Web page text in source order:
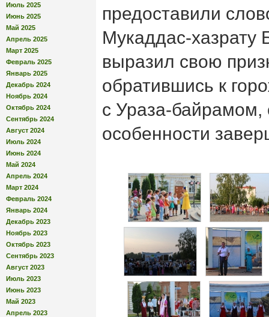
Июль 2025
Июнь 2025
Май 2025
Апрель 2025
Март 2025
Февраль 2025
Январь 2025
Декабрь 2024
Ноябрь 2024
Октябрь 2024
Сентябрь 2024
Август 2024
Июль 2024
Июнь 2024
Май 2024
Апрель 2024
Март 2024
Февраль 2024
Январь 2024
Декабрь 2023
Ноябрь 2023
Октябрь 2023
Сентябрь 2023
Август 2023
Июль 2023
Июнь 2023
Май 2023
Апрель 2023
предоставили
Мукаддас-хазрату
выразил свою
обратившись к
с Ураза-байрамом,
особенности